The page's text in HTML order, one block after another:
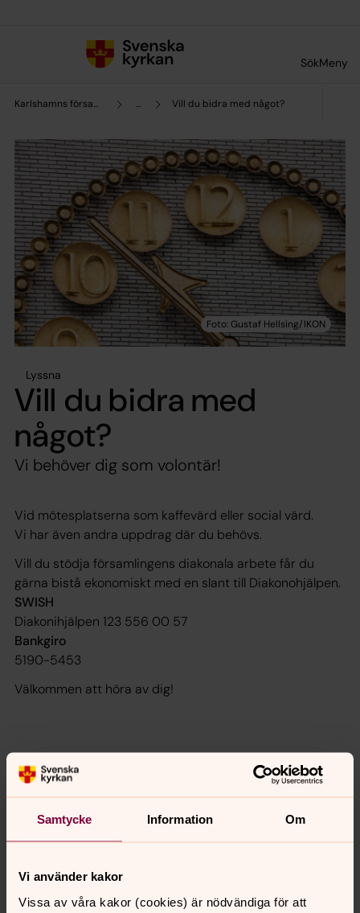
Samtycke Information Om
Vi använder kakor
Vissa av våra kakor (cookies) är nödvändiga för att
SökMeny
Karlshamns församling ... Vill du bidra med något?
Lyssna
Vill du bidra med
något?
Vi behöver dig som volontär!
Vid mötesplatserna som kaffevärd eller social värd.
Vi har även andra uppdrag där du behövs.
Vill du stödja församlingens diakonala arbete får du
gärna bistå ekonomiskt med en slant till Diakonohjälpen.
SWISH
Diakonihjälpen 123 556 00 57
Bankgiro
5190-5453
Välkommen att höra av dig!
Senast ändrad 20 september 2021
Synpunkter eller frågor på sidans
innehåll?
karlshamn.forsamling@svenskakyrkan.se